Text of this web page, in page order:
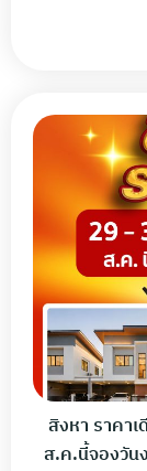
สิงหา ราคาเดี
ส.ค.นี้จองวัน